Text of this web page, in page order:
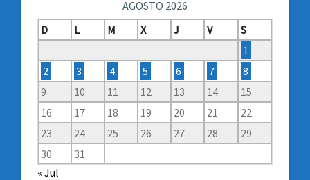
AGOSTO 2026
D
L M X J V
S
1
2
3 4 5 6 7
8
9
10 11 12 13 14
15
16
17 18 19 20 21
22
23
24 25 26 27 28
29
30
31
« Jul